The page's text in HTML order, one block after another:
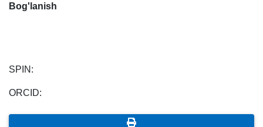
Bog'lanish
SPIN:
ORCID: